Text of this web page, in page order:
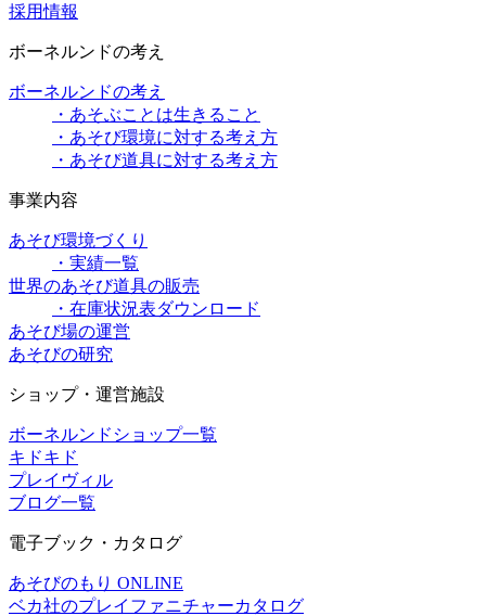
採用情報
ボーネルンドの考え
ボーネルンドの考え
・あそぶことは生きること
・あそび環境に対する考え方
・あそび道具に対する考え方
事業内容
あそび環境づくり
・実績一覧
世界のあそび道具の販売
・在庫状況表ダウンロード
あそび場の運営
あそびの研究
ショップ・運営施設
ボーネルンドショップ一覧
キドキド
プレイヴィル
ブログ一覧
電子ブック・カタログ
あそびのもり ONLINE
ベカ社のプレイファニチャーカタログ